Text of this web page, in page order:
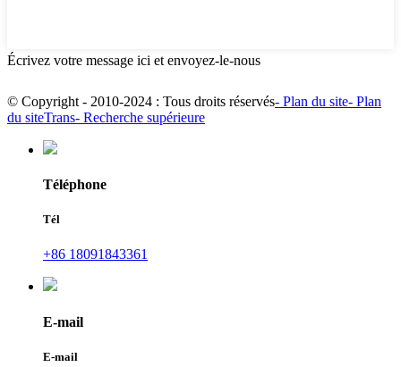
Écrivez votre message ici et envoyez-le-nous
© Copyright - 2010-2024 : Tous droits réservés- Plan du site- Plan
du siteTrans- Recherche supérieure
Téléphone
Tél
+86 18091843361
E-mail
E-mail